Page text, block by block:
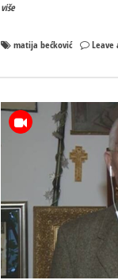
više
matija bećković Leave